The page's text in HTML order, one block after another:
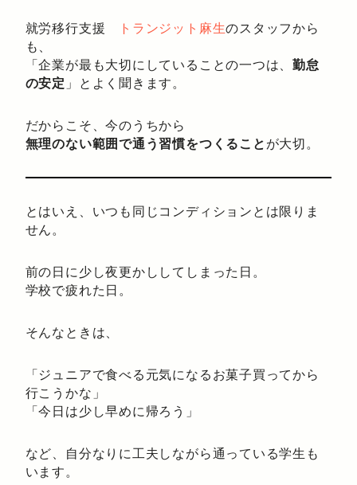
就労移行支援 トランジット麻生のスタッフから
も、
「企業が最も大切にしていることの一つは、勤怠
の安定 」とよく聞きます。
だからこそ、今のうちから
無理のない範囲で通う習慣をつくること が大切。
とはいえ、いつも同じコンディションとは限りま
せん。
前の日に少し夜更かししてしまった日。
学校で疲れた日。
そんなときは、
「ジュニアで食べる元気になるお菓子買ってから
行こうかな」
「今日は少し早めに帰ろう」
など、自分なりに工夫しながら通っている学生も
います。